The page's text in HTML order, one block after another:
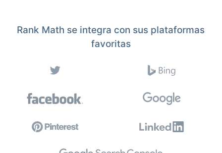
Rank Math se integra con sus plataformas
favoritas